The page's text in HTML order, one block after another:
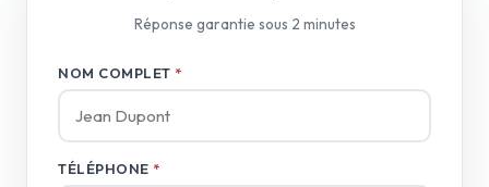
Réponse garantie sous 2 minutes
NOM COMPLET *
TÉLÉPHONE *